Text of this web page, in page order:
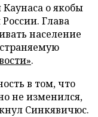
о якобы
Глава
население
.
в том, что
не изменился,
Синкявичюс.